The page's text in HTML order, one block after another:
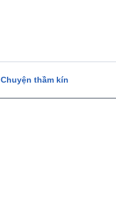
Chuyện thầm kín